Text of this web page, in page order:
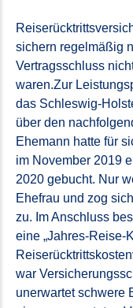
sichern regelmäßig
Vertragsschluss
waren.Zur
das Schleswig-
über den
Ehemann hatte für
im November 2019
2020 gebucht. Nur
Ehefrau und zog
zu. Im Anschluss
eine „Jahres-Reise-
war
unerwartet schwere